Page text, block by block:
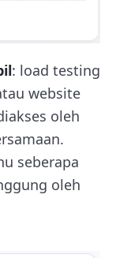
: load testing
website
oleh
seberapa
oleh